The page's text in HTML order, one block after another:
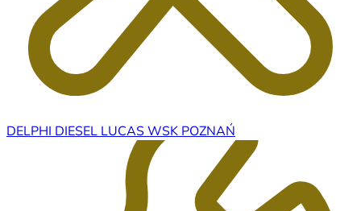
DELPHI DIESEL LUCAS WSK POZNAŃ